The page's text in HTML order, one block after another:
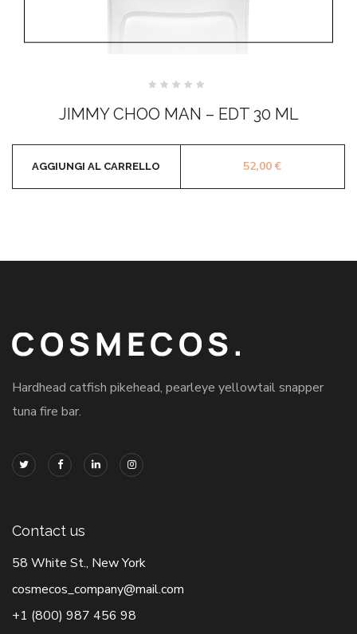
su
5
JIMMY CHOO MAN – EDT 30 ML
52,00€
AGGIUNGI AL CARRELLO
Hardhead catfish pikehead, pearleye yellowtail snapper
tuna fire bar.
Contact us
58 White St., New York
cosmecos_company@mail.com
+1 (800) 987 456 98